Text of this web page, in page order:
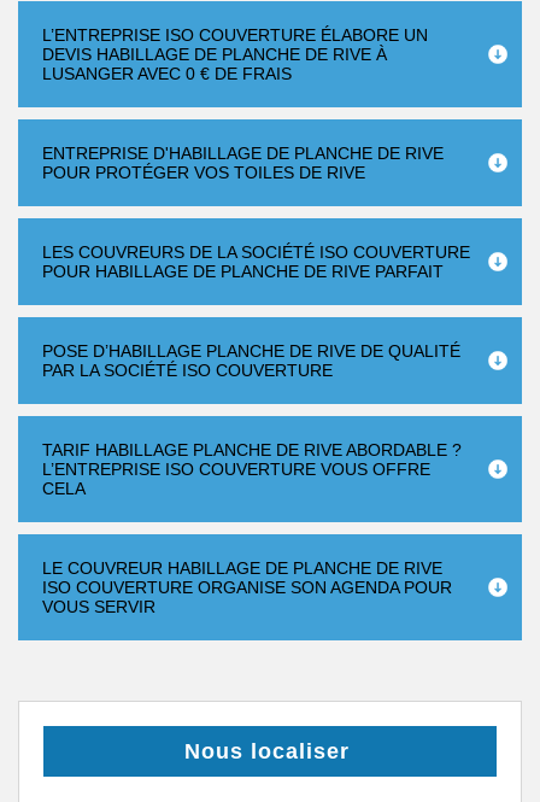
L’ENTREPRISE ISO COUVERTURE ÉLABORE UN
DEVIS HABILLAGE DE PLANCHE DE RIVE À
LUSANGER AVEC 0 € DE FRAIS
ENTREPRISE D'HABILLAGE DE PLANCHE DE RIVE
POUR PROTÉGER VOS TOILES DE RIVE
LES COUVREURS DE LA SOCIÉTÉ ISO COUVERTURE
POUR HABILLAGE DE PLANCHE DE RIVE PARFAIT
POSE D’HABILLAGE PLANCHE DE RIVE DE QUALITÉ
PAR LA SOCIÉTÉ ISO COUVERTURE
TARIF HABILLAGE PLANCHE DE RIVE ABORDABLE ?
L’ENTREPRISE ISO COUVERTURE VOUS OFFRE
CELA
LE COUVREUR HABILLAGE DE PLANCHE DE RIVE
ISO COUVERTURE ORGANISE SON AGENDA POUR
VOUS SERVIR
Nous localiser